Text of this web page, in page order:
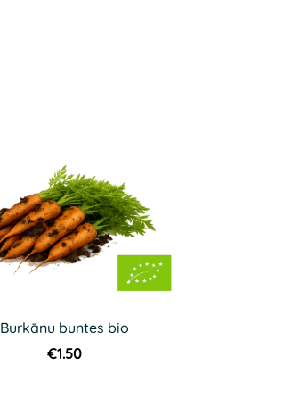
Burkānu buntes bio
€1.50